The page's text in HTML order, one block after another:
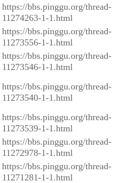
https://bbs.pinggu.org/thread-
11274263-1-1.html
https://bbs.pinggu.org/thread-
11273556-1-1.html
https://bbs.pinggu.org/thread-
11273546-1-1.html
https://bbs.pinggu.org/thread-
11273540-1-1.html
https://bbs.pinggu.org/thread-
11273539-1-1.html
https://bbs.pinggu.org/thread-
11272978-1-1.html
https://bbs.pinggu.org/thread-
11271281-1-1.html